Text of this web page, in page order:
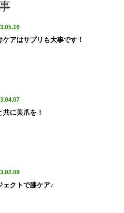
ケアはサプリも大事です！
共に美爪を！
ェクトで膝ケア♪